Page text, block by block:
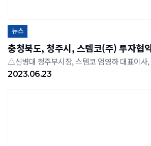
뉴스
충청북도, 청주시, 스템코(주) 투자협
2023.06.23